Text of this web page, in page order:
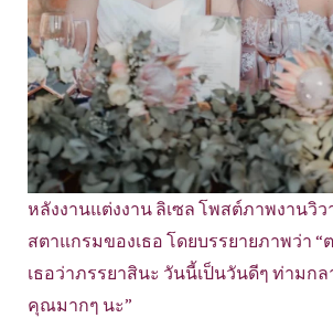
หลังงานแต่งงาน ลิเซล โพสต์ภาพงานวิ
สตาแกรมของเธอ โดยบรรยายภาพว่า
เธอว่าภรรยาสินะ วันนี้เป็นวันดีๆ ท่ามก
คุณมากๆ นะ”